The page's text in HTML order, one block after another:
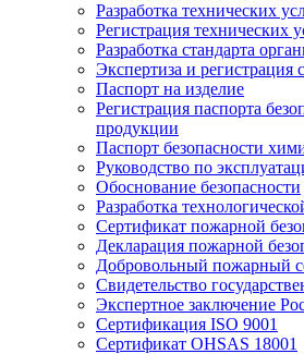
Разработка технических
Регистрация технических
Разработка стандарта
Экспертиза и регистрация
Паспорт на изделие
Регистрация паспорта
продукции
Паспорт безопасности
Руководство по
Обоснование безопасности
Разработка
Сертификат пожарной
Декларация пожарной
Добровольный пожарный
Свидетельство
Экспертное заключение
Сертификация ISO 9001
Сертификат OHSAS 18001